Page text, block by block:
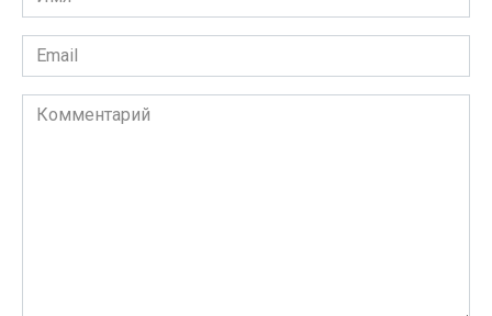
*
Email
*
Комментарий